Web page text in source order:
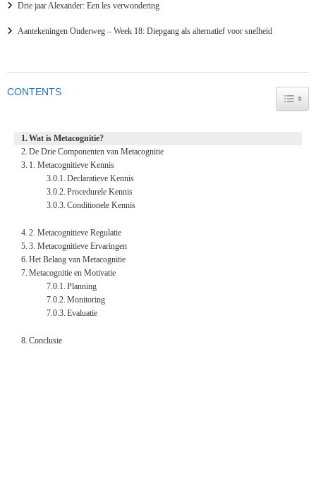
Drie jaar Alexander: Een les verwondering
Aantekeningen Onderweg – Week 18: Diepgang als alternatief voor snelheid
CONTENTS
Wat is Metacognitie?
De Drie Componenten van Metacognitie
1. Metacognitieve Kennis
Declaratieve Kennis
Procedurele Kennis
Conditionele Kennis
2. Metacognitieve Regulatie
3. Metacognitieve Ervaringen
Het Belang van Metacognitie
Metacognitie en Motivatie
Planning
Monitoring
Evaluatie
Conclusie